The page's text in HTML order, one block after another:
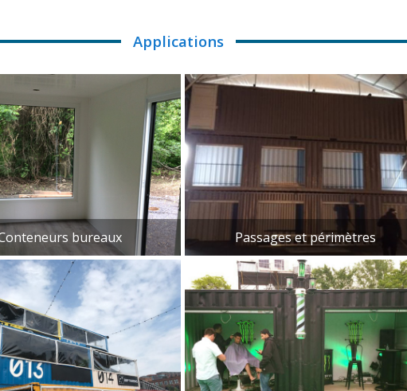
Applications
bureaux Passages et périmètres